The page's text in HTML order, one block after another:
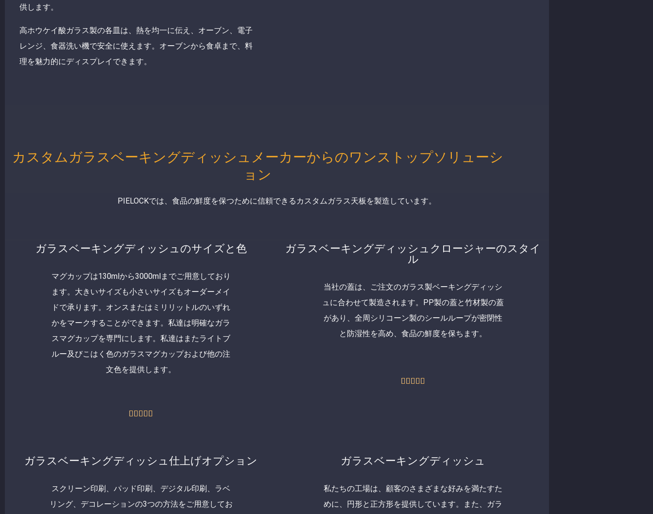
供します。
高ホウケイ酸ガラス製の各皿は、熱を均一に伝え、オーブン、電子
レンジ、食器洗い機で安全に使えます。オーブンから食卓まで、料
理を魅力的にディスプレイできます。
カスタムガラスベーキングディッシュメーカーからのワンストップソリューシ
ョン
PIELOCKでは、食品の鮮度を保つために信頼できるカスタムガラス天板を製造しています。
ガラスベーキングディッシュのサイズと色
マグカップは130mlから3000mlまでご用意しており
ます。大きいサイズも小さいサイズもオーダーメイ
ドで承ります。オンスまたはミリリットルのいずれ
かをマークすることができます。私達は明確なガラ
スマグカップを専門にします。私達はまたライトブ
ルー及びこはく色のガラスマグカップおよび他の注
文色を提供します。
    
評
ガラスベーキングディッシュクロージャーのスタイ
ル
当社の蓋は、ご注文のガラス製ベーキングディッシ
ュに合わせて製造されます。PP製の蓋と竹材製の蓋
があり、全周シリコーン製のシールループが密閉性
と防湿性を高め、食品の鮮度を保ちます。
    
ガラスベーキングディッシュ仕上げオプション
スクリーン印刷、パッド印刷、デジタル印刷、ラベ
リング、デコレーションの3つの方法をご用意してお
ガラスベーキングディッシュ
私たちの工場は、顧客のさまざまな好みを満たすた
めに、円形と正方形を提供しています。また、ガラ